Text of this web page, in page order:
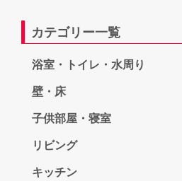
カテゴリー一覧
浴室・トイレ・水周り
壁・床
子供部屋・寝室
リビング
キッチン